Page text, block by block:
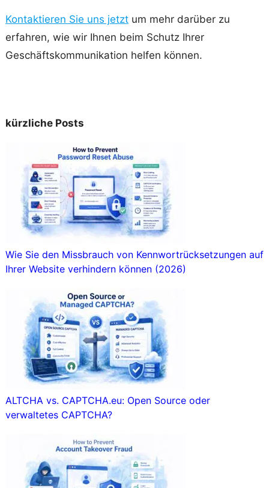
Kontaktieren Sie uns jetztum mehr darüber zu
erfahren, wie wir Ihnen beim Schutz Ihrer
Geschäftskommunikation helfen können.
kürzliche Posts
Wie Sie den Missbrauch von Kennwortrücksetzungen auf
Ihrer Website verhindern können (2026)
ALTCHA vs. CAPTCHA.eu: Open Source oder
verwaltetes CAPTCHA?